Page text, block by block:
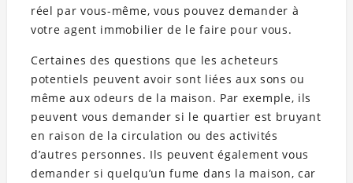
réel par vous-même, vous pouvez demander à
votre agent immobilier de le faire pour vous.
Certaines des questions que les acheteurs
potentiels peuvent avoir sont liées aux sons ou
même aux odeurs de la maison. Par exemple, ils
peuvent vous demander si le quartier est bruyant
en raison de la circulation ou des activités
d’autres personnes. Ils peuvent également vous
demander si quelqu’un fume dans la maison, car